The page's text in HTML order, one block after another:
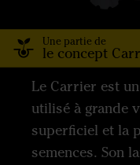
Une partie de
le concept
Le Carrier est
utilisé à grande
superficiel et la
semences. Son